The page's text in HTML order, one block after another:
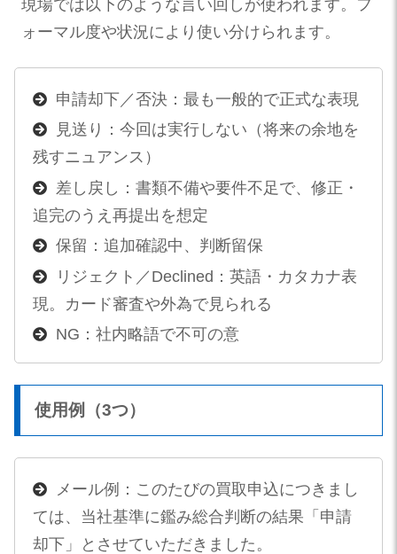
現場では以下のような言い回しが使われます。フ
ォーマル度や状況により使い分けられます。
申請却下／否決：最も一般的で正式な表現
見送り：今回は実行しない（将来の余地を
残すニュアンス）
差し戻し：書類不備や要件不足で、修正・
追完のうえ再提出を想定
保留：追加確認中、判断留保
リジェクト／Declined：英語・カタカナ表
現。カード審査や外為で見られる
NG：社内略語で不可の意
使用例（3つ）
メール例：このたびの買取申込につきまし
ては、当社基準に鑑み総合判断の結果「申請
却下」とさせていただきました。